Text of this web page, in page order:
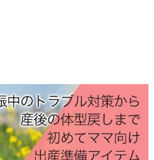
へ！ 蔵の改修工事や